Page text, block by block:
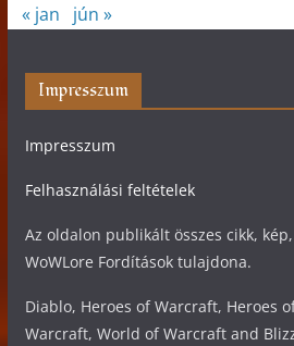
« jan jún »
Impresszum
Impresszum
Felhasználási feltételek
Az oldalon publikált összes cikk,
WoWLore Fordítások tulajdona.
Diablo, Heroes of Warcraft, Heroes
Warcraft, World of Warcraft and